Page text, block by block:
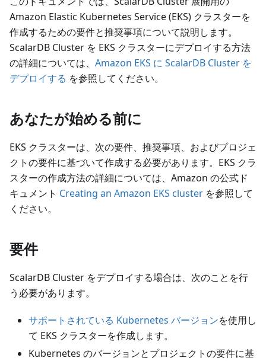
Amazon Elastic Kubernetes Service (EKS) クラスターを
作成するための要件と推奨事項について説明します。
ScalarDB Cluster を EKS クラスターにデプロイする方法
の詳細については、 Amazon EKS に ScalarDB Cluster を
デプロイする を参照してください。
あなたが始める前に
EKS クラスターは、次の要件、推奨事項、およびプロジェ
クトの要件に基づいて作成する必要があります。EKS クラ
スターの作成方法の詳細については、Amazon の公式ド
キュメント Creating an Amazon EKS cluster を参照して
ください。
要件
ScalarDB Cluster をデプロイする場合は、次のことを行
う必要があります。
サポートされている Kubernetes バージョンを使用し
て EKS クラスターを作成します。
Kubernetes のバージョンとプロジェクトの要件に基